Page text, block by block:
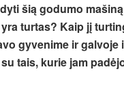
šią godumo
turtas? Kaip jį
gyvenime ir galvoje
tais, kurie jam